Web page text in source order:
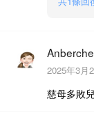
2025年3月
慈母多敗